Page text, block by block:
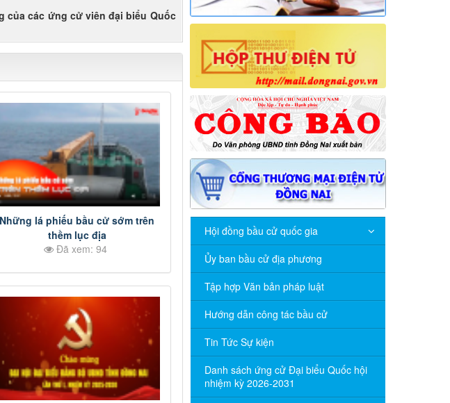
của các ứng cử viên đại biểu Quốc
Những lá phiếu bầu cử sớm trên
thềm lục địa
Đã xem: 94
Hội đồng bầu cử quốc gia
Ủy ban bầu cử địa phương
Tập hợp Văn bản pháp luật
Hướng dẫn công tác bầu cử
Tin Tức Sự kiện
Danh sách ứng cử Đại biểu Quốc hội
nhiệm kỳ 2026-2031